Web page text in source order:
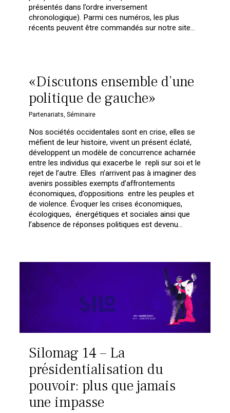
présentés dans l’ordre inversement
chronologique). Parmi ces numéros, les plus
récents peuvent être commandés sur notre site…
«Discutons ensemble d’une
politique de gauche»
Partenariats,Séminaire
Nos sociétés occidentales sont en crise, elles se
méfient de leur histoire, vivent un présent éclaté,
développent un modèle de concurrence acharnée
entre les individus qui exacerbe le repli sur soi et le
rejet de l’autre. Elles n’arrivent pas à imaginer des
avenirs possibles exempts d’affrontements
économiques, d’oppositions entre les peuples et
de violence. Évoquer les crises économiques,
écologiques, énergétiques et sociales ainsi que
l’absence de réponses politiques est devenu…
Silomag 14 – La
présidentialisation du
pouvoir: plus que jamais
une impasse